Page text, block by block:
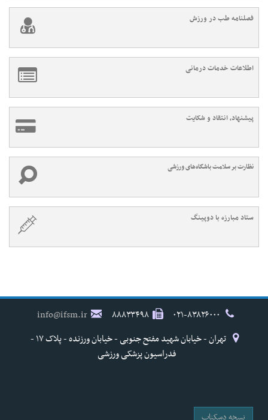
فصلنامه طب در ورزش
اطلاعات خدمات درمانی
پیشنهاد، انتقاد و شکایت
نظارت بر سلامت باشگاه‌های ورزشی
ستاد مبارزه با دوپینگ
۸۸۸۳۳۴۹۸
info@ifsm.ir
تهران - خیابان شهید مفتح جنوبی - خیابان ورزنده - پلاک ۱۷ -
فدراسیون پزشکی ورزشی
نسخه دسکتاپ